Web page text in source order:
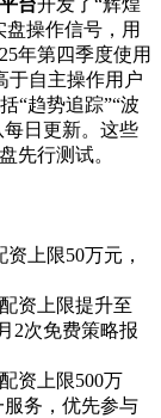
操作信号，用
年第四季度使用
于自主操作用户
“趋势追踪”“波
每日更新。这些
先行测试。
上限50万元，
资上限提升至
2次免费策略报
资上限500万
服务，优先参与